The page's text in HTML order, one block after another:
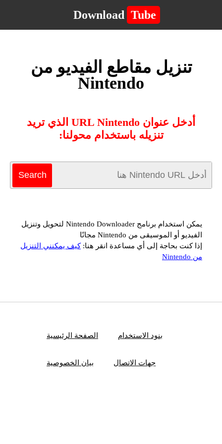
Download Tube
تنزيل مقاطع الفيديو من
Nintendo
أدخل عنوان URL Nintendo الذي تريد
تنزيله باستخدام محولنا:
يمكن استخدام برنامج Nintendo Downloader لتحويل وتنزيل
الفيديو أو الموسيقى من Nintendo مجانًا
إذا كنت بحاجة إلى أي مساعدة انقر هنا:كيف يمكنني التنزيل
من Nintendo
الصفحة الرئيسية بنود الاستخدام
بيان الخصوصية جهات الاتصال